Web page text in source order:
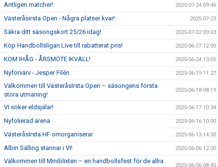
Äntligen matcher! 2025-07-24 09:46
Västeråsirsta Open - Några platser kvar! 2025-07-23
Säkra ditt säsongskort 25/26 idag! 2025-07-02 09:03
Köp Handbollsligan Live till rabatterat pris! 2025-06-27 12:00
KOM IHÅG - ÅRSMÖTE IKVÄLL! 2025-06-24 13:05
Nyförvärv - Jesper Filén 2025-06-19 11:27
Välkommen till VästeråsIrsta Open – säsongens första
stora utmaning!
2025-06-18 08:19
VI söker eldsjälar! 2025-06-17 10:34
Nyfolierad arena 2025-06-16 10:00
VästeråsIrsta HF omorganiserar 2025-06-13 14:30
Albin Sälling stannar i VI! 2025-06-06 12:00
Välkommen till Miniblixten – en handbollsfest för de allra
2025-06-06 08:40